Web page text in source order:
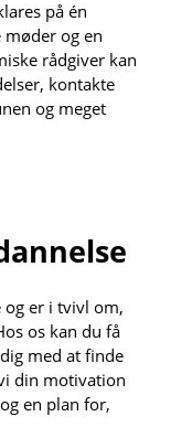
på én
og en
rådgiver kan
kontakte
og meget
og er i tvivl om,
os kan du få
med at finde
din motivation
en plan for,